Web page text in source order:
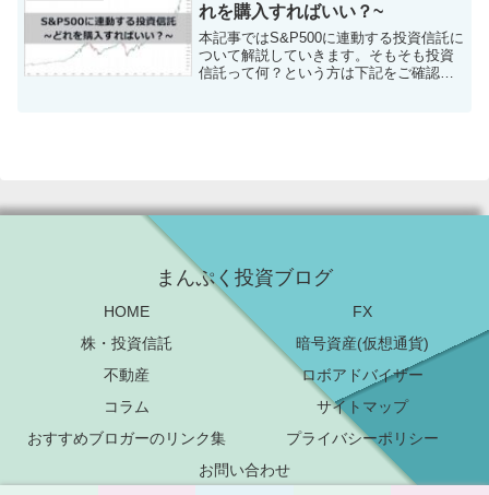
れを購入すればいい？~
本記事ではS&P500に連動する投資信託に
ついて解説していきます。そもそも投資
信託って何？という方は下記をご確認下
まんぷく投資ブログ
HOME
FX
株・投資信託
暗号資産(仮想通貨)
不動産
ロボアドバイザー
コラム
サイトマップ
おすすめブロガーのリンク集
プライバシーポリシー
お問い合わせ